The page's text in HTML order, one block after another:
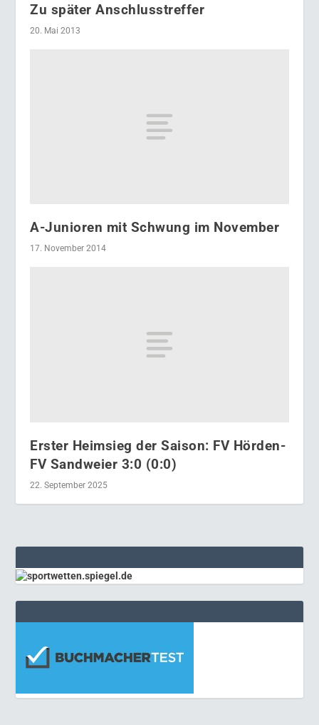
Zu später Anschlusstreffer
20. Mai 2013
A-Junioren mit Schwung im November
17. November 2014
Erster Heimsieg der Saison: FV Hörden-
FV Sandweier 3:0 (0:0)
22. September 2025